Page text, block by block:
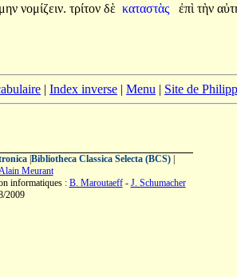
νομίζειν. τρίτον δὲ καταστὰς ἐπὶ τὴν
| Index inverse | Menu | Site de
| Bibliotheca Classica Selecta (BCS)|
Meurant
informatiques : B. Maroutaeff- J. Schumacher
2009